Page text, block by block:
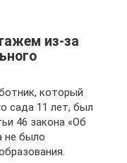
из-за
который
сада 11 лет, был
46 закона «Об
не было